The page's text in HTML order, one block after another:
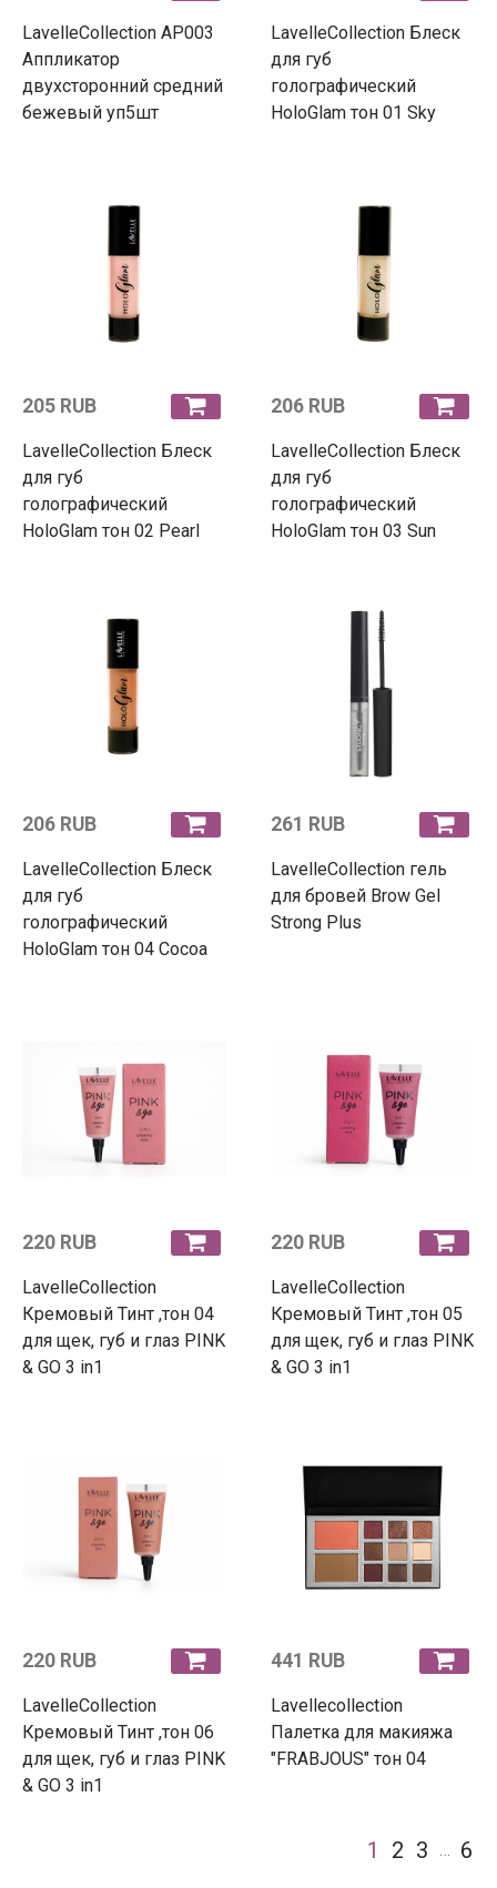
LavelleCollection АР003
Аппликатор
двухсторонний средний
бежевый уп5шт
LavelleCollection Блеск
для губ
голографический
HoloGlam тон 01 Sky
205 RUB
LavelleCollection Блеск
для губ
голографический
HoloGlam тон 02 Pearl
206 RUB
LavelleCollection Блеск
для губ
голографический
HoloGlam тон 03 Sun
206 RUB
LavelleCollection Блеск
для губ
голографический
HoloGlam тон 04 Cocoa
261 RUB
LavelleCollection гель
для бровей Brow Gel
Strong Plus
220 RUB
LavelleCollection
Кремовый Тинт ,тон 04
для щек, губ и глаз PINK
& GO 3 in1
220 RUB
LavelleCollection
Кремовый Тинт ,тон 05
для щек, губ и глаз PINK
& GO 3 in1
220 RUB
LavelleCollection
Кремовый Тинт ,тон 06
для щек, губ и глаз PINK
& GO 3 in1
441 RUB
Lavellecollection
Палетка для макияжа
"FRABJOUS" тон 04
1 2 3 … 6